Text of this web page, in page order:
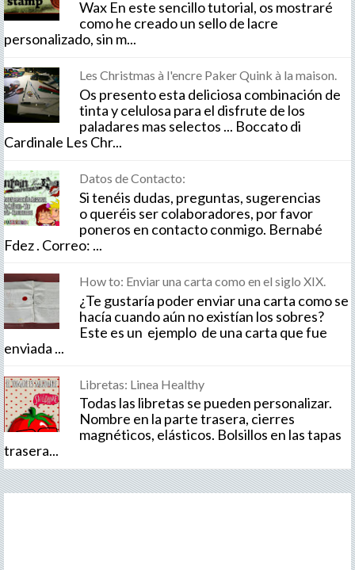
Wax En este sencillo tutorial, os mostraré
como he creado un sello de lacre
personalizado, sin m...
Les Christmas à l'encre Paker Quink à la maison.
Os presento esta deliciosa combinación de
tinta y celulosa para el disfrute de los
paladares mas selectos ... Boccato di
Cardinale Les Chr...
Datos de Contacto:
Si tenéis dudas, preguntas, sugerencias
o queréis ser colaboradores, por favor
poneros en contacto conmigo. Bernabé
Fdez . Correo: ...
How to: Enviar una carta como en el siglo XIX.
¿Te gustaría poder enviar una carta como se
hacía cuando aún no existían los sobres?
Este es un ejemplo de una carta que fue
enviada ...
Libretas: Linea Healthy
Todas las libretas se pueden personalizar.
Nombre en la parte trasera, cierres
magnéticos, elásticos. Bolsillos en las tapas
trasera...